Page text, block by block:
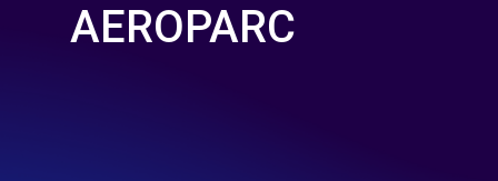
AEROPARC